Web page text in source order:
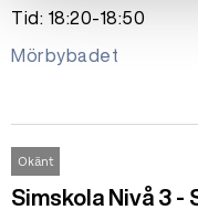
Tid: 18:20-18:50
Mörbybadet
Okänt
Simskola Nivå 3 -